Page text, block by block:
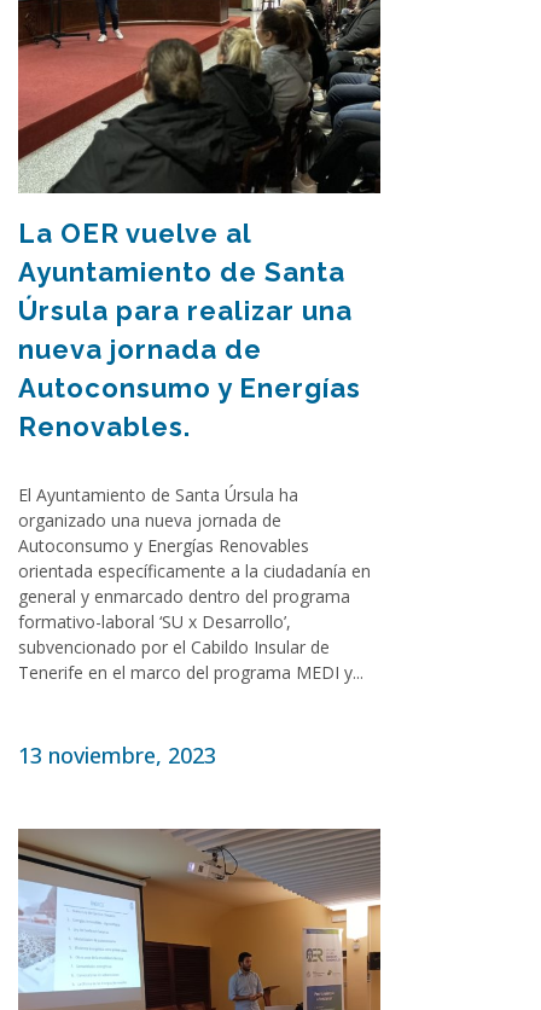
La OER vuelve al
Ayuntamiento de Santa
Úrsula para realizar una
nueva jornada de
Autoconsumo y Energías
Renovables.
El Ayuntamiento de Santa Úrsula ha
organizado una nueva jornada de
Autoconsumo y Energías Renovables
orientada específicamente a la ciudadanía en
general y enmarcado dentro del programa
formativo-laboral ‘SU x Desarrollo’,
subvencionado por el Cabildo Insular de
Tenerife en el marco del programa MEDI y...
13 noviembre, 2023